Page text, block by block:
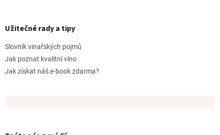
Užitečné rady a tipy
Slovník vinařských pojmů
Jak poznat kvalitní víno
Jak získat náš e-book zdarma?